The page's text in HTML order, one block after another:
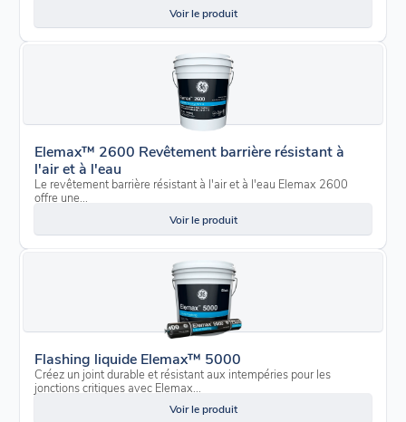
Voir le produit
Elemax™ 2600 Revêtement barrière résistant à
l'air et à l'eau
Le revêtement barrière résistant à l'air et à l'eau Elemax 2600
offre une...
Voir le produit
Flashing liquide Elemax™ 5000
Créez un joint durable et résistant aux intempéries pour les
jonctions critiques avec Elemax...
Voir le produit